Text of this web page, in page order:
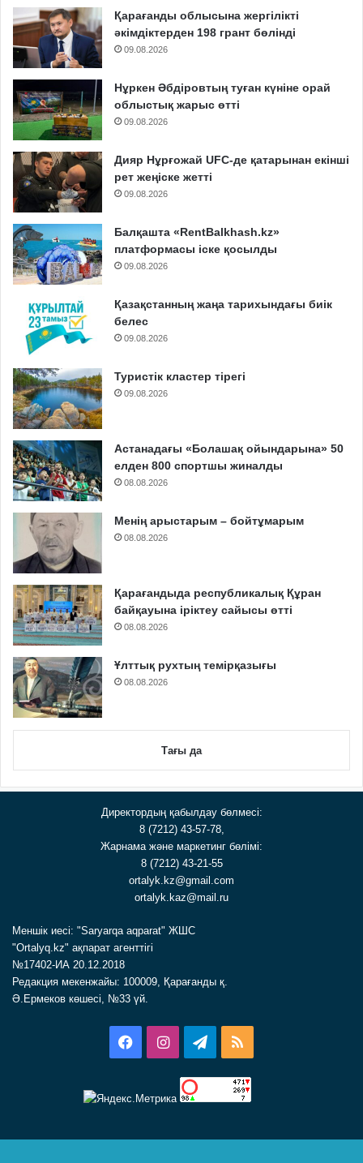
Қарағанды облысына жергілікті
әкімдіктерден 198 грант бөлінді
09.08.2026
Нұркен Әбдіровтың туған күніне орай
облыстық жарыс өтті
09.08.2026
Дияр Нұрғожай UFC-де қатарынан екінші
рет жеңіске жетті
09.08.2026
Балқашта «RentBalkhash.kz»
платформасы іске қосылды
09.08.2026
Қазақстанның жаңа тарихындағы биік
белес
09.08.2026
Туристік кластер тірегі
09.08.2026
Астанадағы «Болашақ ойындарына» 50
елден 800 спортшы жиналды
08.08.2026
Менің арыстарым – бойтұмарым
08.08.2026
Қарағандыда республикалық Құран
байқауына іріктеу сайысы өтті
08.08.2026
Ұлттық рухтың темірқазығы
08.08.2026
Тағы да
Директордың қабылдау бөлмесі:
8 (7212) 43-57-78,
Жарнама және маркетинг бөлімі:
8 (7212) 43-21-55
ortalyk.kz@gmail.com
ortalyk.kaz@mail.ru
Меншік иесі: "Saryarqa aqparat" ЖШС
"Ortalyq.kz" ақпарат агенттігі
№17402-ИА 20.12.2018
Редакция мекенжайы: 100009, Қарағанды қ.
Ә.Ермеков көшесі, №33 үй.
FacebookInstagramTelegram